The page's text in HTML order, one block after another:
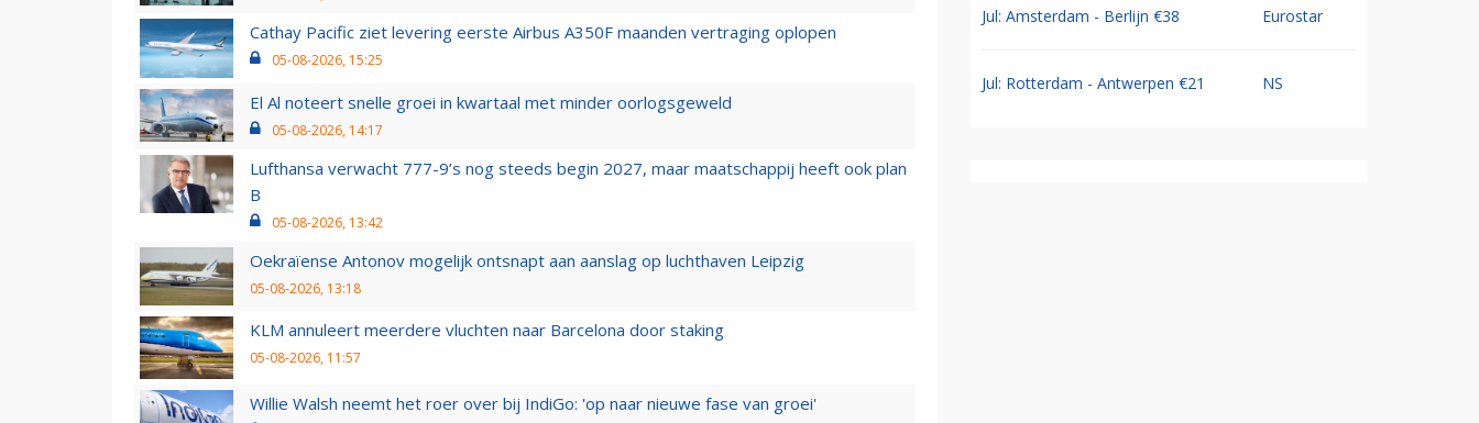
Cathay Pacific ziet levering eerste Airbus A350F maanden vertraging oplopen
05-08-2026, 15:25
El Al noteert snelle groei in kwartaal met minder oorlogsgeweld
05-08-2026, 14:17
Lufthansa verwacht 777-9’s nog steeds begin 2027, maar maatschappij heeft ook plan
B
05-08-2026, 13:42
Oekraïense Antonov mogelijk ontsnapt aan aanslag op luchthaven Leipzig
05-08-2026, 13:18
KLM annuleert meerdere vluchten naar Barcelona door staking
05-08-2026, 11:57
Willie Walsh neemt het roer over bij IndiGo: 'op naar nieuwe fase van groei'
Jul: Amsterdam - Berlijn €38 Eurostar
Jul: Rotterdam - Antwerpen €21 NS